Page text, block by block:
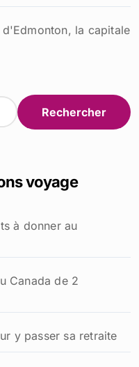
la capitale
voyage
à donner au
Canada de 2
y passer sa retraite